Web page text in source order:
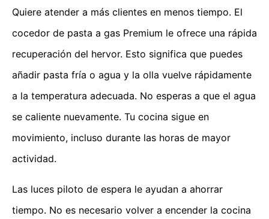
Quiere atender a más clientes en menos tiempo. El
cocedor de pasta a gas Premium le ofrece una rápida
recuperación del hervor. Esto significa que puedes
añadir pasta fría o agua y la olla vuelve rápidamente
a la temperatura adecuada. No esperas a que el agua
se caliente nuevamente. Tu cocina sigue en
movimiento, incluso durante las horas de mayor
actividad.
Las luces piloto de espera le ayudan a ahorrar
tiempo. No es necesario volver a encender la cocina